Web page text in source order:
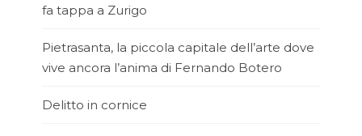
fa tappa a Zurigo
Pietrasanta, la piccola capitale dell’arte dove
vive ancora l’anima di Fernando Botero
Delitto in cornice